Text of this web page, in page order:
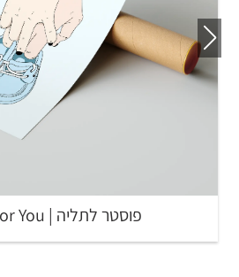
פוסטר לתליה | Waiting for You